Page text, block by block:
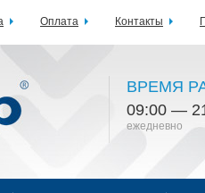
ВРЕМЯ
09:00 —
ежедневно
Оплата Контакты